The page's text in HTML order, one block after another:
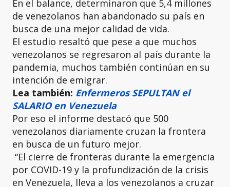
En el balance, determinaron que 5,4 millones
de venezolanos han abandonado su país en
busca de una mejor calidad de vida.
El estudio resaltó que pese a que muchos
venezolanos se regresaron al país durante la
pandemia, muchos también continúan en su
intención de emigrar.
Lea también: Enfermeros SEPULTAN el
SALARIO en Venezuela
Por eso el informe destacó que 500
venezolanos diariamente cruzan la frontera
en busca de un futuro mejor.
“El cierre de fronteras durante la emergencia
por COVID-19 y la profundización de la crisis
en Venezuela, lleva a los venezolanos a cruzar